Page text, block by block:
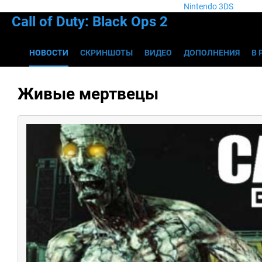
Nintendo 3DS
Call of Duty: Black Ops 2
НОВОСТИ СКРИНШОТЫ ВИДЕО ДОПОЛНЕНИЯ В
Живые мертвецы